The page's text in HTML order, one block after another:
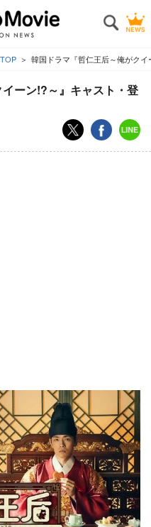
韓国ドラマ『哲仁王后～俺がク
ーン!?～』キャスト・登